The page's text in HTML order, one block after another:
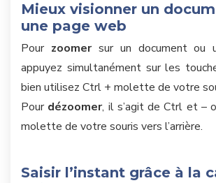
Mieux visionner un
une page web
Pour zoomersur un document ou
appuyez simultanément sur les
bien utilisez Ctrl + molette de votre
Pour dézoomer, il s’agit de Ctrl et –
molette de votre souris vers l’arrière.
Saisir l’instant grâce à la